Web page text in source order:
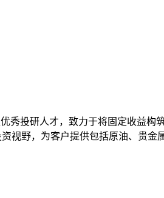
秀投研人才，致力于将固定收益
视野，为客户提供包括原油、贵